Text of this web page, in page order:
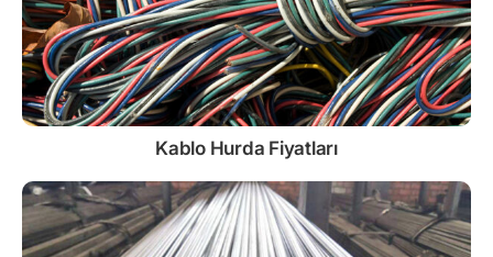
Kablo Hurda Fiyatları